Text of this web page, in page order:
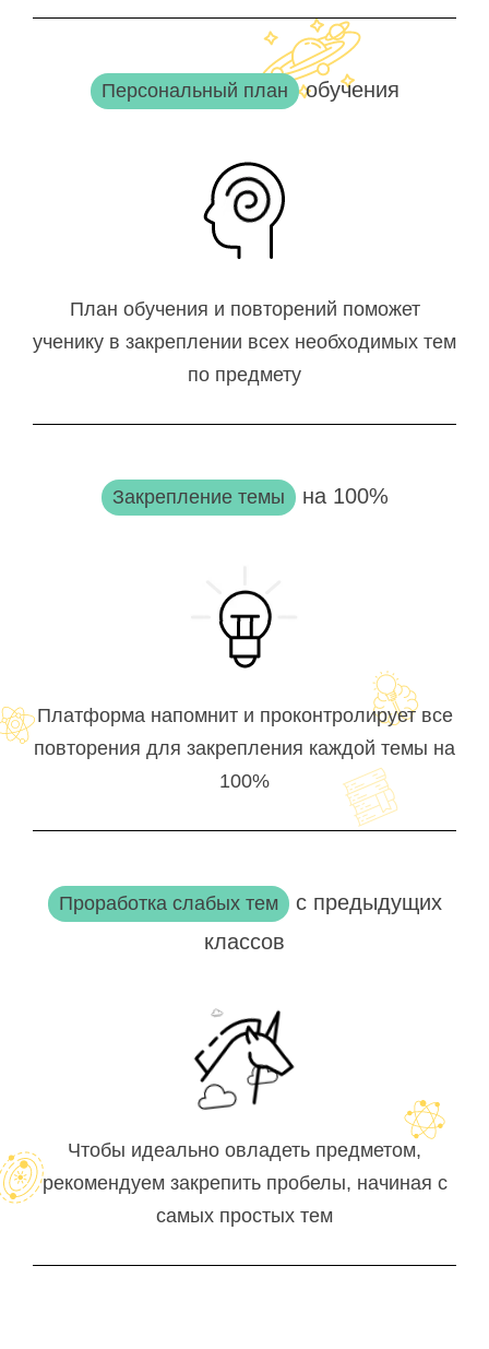
Персональный план обучения
План обучения и повторений поможет
ученику в закреплении всех необходимых тем
по предмету
Закрепление темы на 100%
Платформа напомнит и проконтролирует все
повторения для закрепления каждой темы на
100%
Проработка слабых тем с предыдущих
классов
Чтобы идеально овладеть предметом,
рекомендуем закрепить пробелы, начиная с
самых простых тем